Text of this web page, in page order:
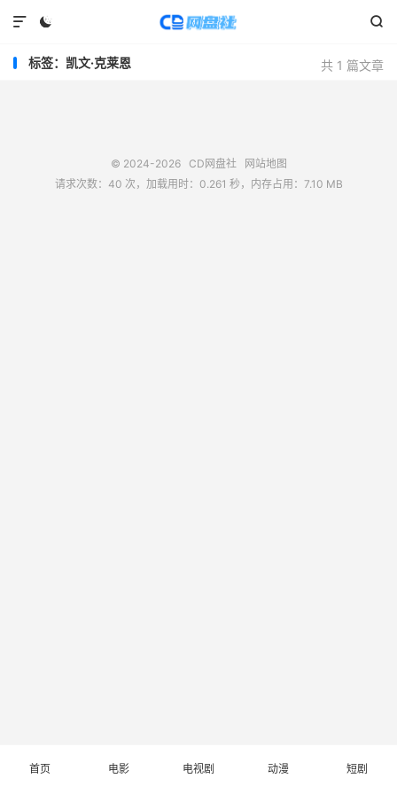
 

共 1 篇文章
标签：凯文·克莱恩
© 2024-2026 CD网盘社
网站地图
请求次数：40 次，加载用时：0.261 秒，内存占用：7.10 MB
首页 电影 电视剧 动漫 短剧